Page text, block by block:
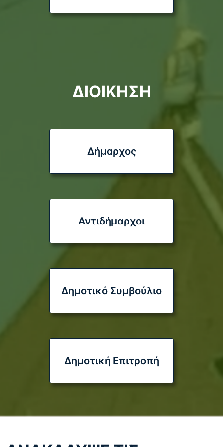
ΑΝΑΔΟΧΟΥ ΤΗΣ ΜΕΛΕΤΗΣ ΜΕ…
ΑΠΑΛΛΟΤΡΙΩΣΗ ΓΙΑ ΤΗΝ ΚΑΤΑΣΚΕΥΗ ΤΟΥ
ΟΔΙΚΟΥ ΑΞΟΝΑ “ΒΟΡΕΙΟΣ ΟΔΙΚΟΣ ΑΞΟΝΑΣ
ΚΡΗΤΗΣ”
ΑΝΑΚΟΙΝΩΣΗ ΓΙΑ ΤΟ ΚΑΤΑΔΥΤΙΚΟ ΠΑΡΚΟ
ΑΠΟΚΟΡΩΝΟΥ
02/06/2025
Μάθε περισσότερα
«Ο Αποκόρωνας απέδειξε ότι η αλληλεγγύη
ΔΙΟΙΚΗΣΗ
Δήμαρχος
Αντιδήμαρχοι
Δημοτικό Συμβούλιο
Δημοτική Επιτροπή